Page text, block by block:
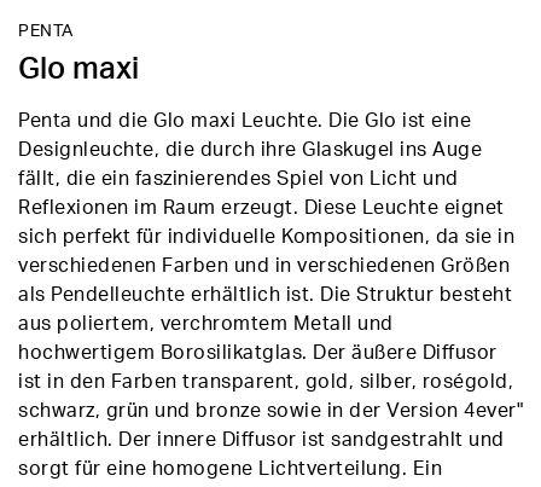
PENTA
Glo maxi
Penta und die Glo maxi Leuchte. Die Glo ist eine
Designleuchte, die durch ihre Glaskugel ins Auge
fällt, die ein faszinierendes Spiel von Licht und
Reflexionen im Raum erzeugt. Diese Leuchte eignet
sich perfekt für individuelle Kompositionen, da sie in
verschiedenen Farben und in verschiedenen Größen
als Pendelleuchte erhältlich ist. Die Struktur besteht
aus poliertem, verchromtem Metall und
hochwertigem Borosilikatglas. Der äußere Diffusor
ist in den Farben transparent, gold, silber, roségold,
schwarz, grün und bronze sowie in der Version 4ever"
erhältlich. Der innere Diffusor ist sandgestrahlt und
sorgt für eine homogene Lichtverteilung. Ein